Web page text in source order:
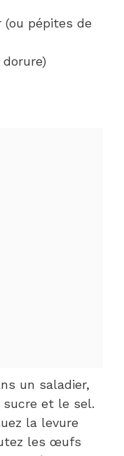
(ou pépites de
un saladier,
sucre et le sel.
la levure
les œufs